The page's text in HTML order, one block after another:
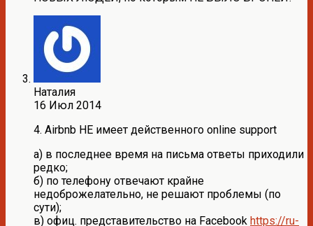
Наталия
16 Июл 2014
4. Airbnb НЕ имеет действенного online support
а) в последнее время на письма ответы приходили
редко;
б) по телефону отвечают крайне
недоброжелательно, не решают проблемы (по
сути);
в) офиц. представительство на Facebook https://ru-